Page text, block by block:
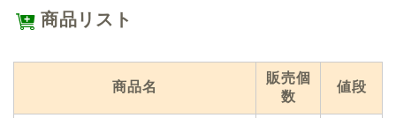
商品リスト
商品名
販売個
数
値段